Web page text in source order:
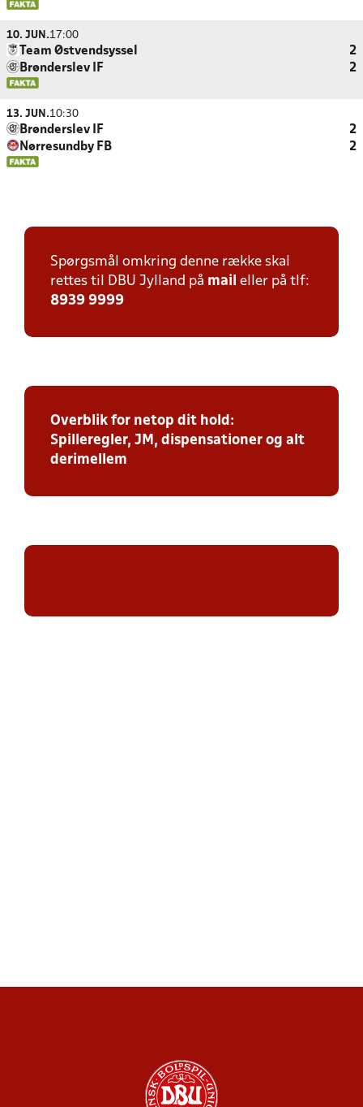
10. JUN.17:00
Team Østvendsyssel
2
Brønderslev IF
2
13. JUN.10:30
Brønderslev IF
2
Nørresundby FB
2
Spørgsmål omkring denne række skal
rettes til DBU Jylland på mail eller på tlf:
8939 9999
Overblik for netop dit hold:
Spilleregler, JM, dispensationer og alt
derimellem